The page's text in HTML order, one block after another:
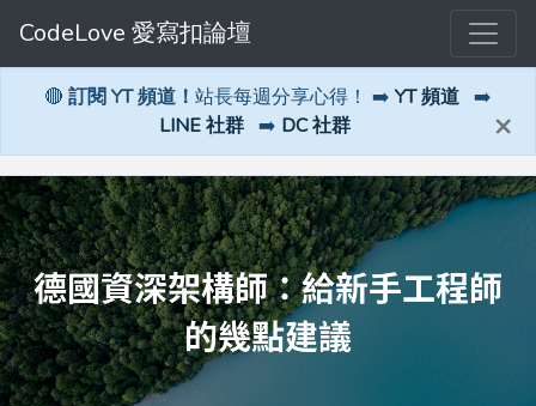
CodeLove 愛寫扣論壇
🔴 訂閱 YT 頻道！ 站長每週分享心得！ ➡️ YT 頻道 ➡️
LINE 社群 ➡️ DC 社群 ×